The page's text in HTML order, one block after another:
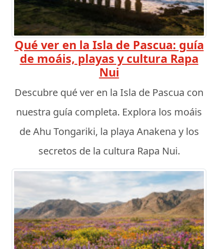
Qué ver en la Isla de Pascua: guía
de moáis, playas y cultura Rapa
Nui
Descubre qué ver en la Isla de Pascua con
nuestra guía completa. Explora los moáis
de Ahu Tongariki, la playa Anakena y los
secretos de la cultura Rapa Nui.